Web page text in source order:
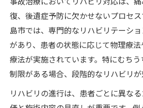
復、後遺症予防に欠かせないプロセ
島市では、専門的なリハビリテーシ
があり、患者の状態に応じて物理療
療法が実施されています。特にむち
制限がある場合、段階的なリハビリが
リハビリの進行は、患者ごとに異なる